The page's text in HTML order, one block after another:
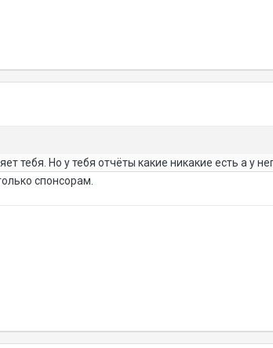
тебя. Но у тебя отчёты какие никакие есть а у
спонсорам.